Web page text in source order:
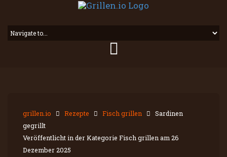
grillen.io Rezepte Fisch grillen
Sardinen
gegrillt
Veröffentlicht in der Kategorie Fisch grillen am 26
Dezember 2025